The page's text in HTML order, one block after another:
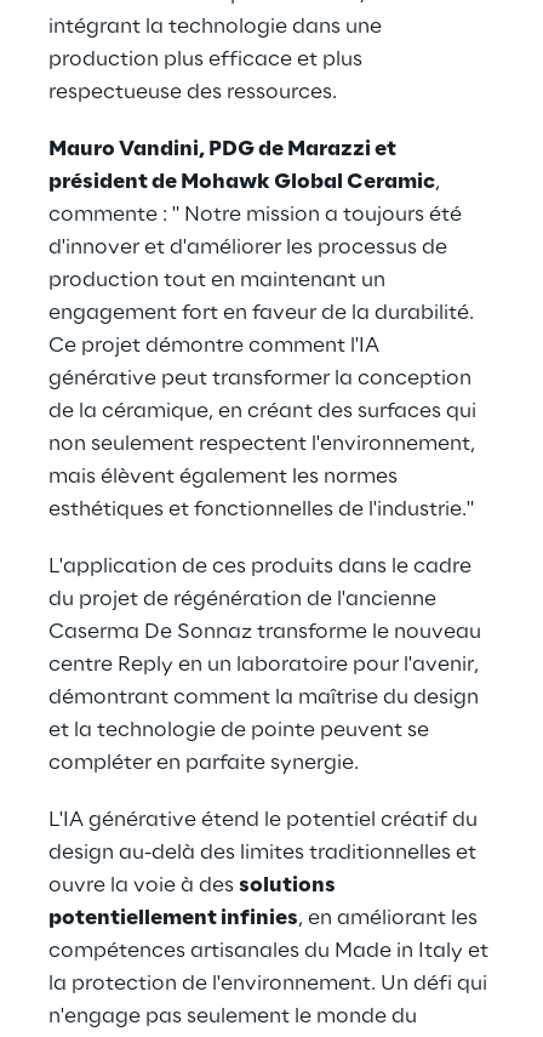
intégrant la technologie dans une
production plus efficace et plus
respectueuse des ressources.
Mauro Vandini, PDG de Marazzi et
président de Mohawk Global Ceramic,
commente : " Notre mission a toujours été
d'innover et d'améliorer les processus de
production tout en maintenant un
engagement fort en faveur de la durabilité.
Ce projet démontre comment l'IA
générative peut transformer la conception
de la céramique, en créant des surfaces qui
non seulement respectent l'environnement,
mais élèvent également les normes
esthétiques et fonctionnelles de l'industrie."
L'application de ces produits dans le cadre
du projet de régénération de l'ancienne
Caserma De Sonnaz transforme le nouveau
centre Reply en un laboratoire pour l'avenir,
démontrant comment la maîtrise du design
et la technologie de pointe peuvent se
compléter en parfaite synergie.
L'IA générative étend le potentiel créatif du
design au-delà des limites traditionnelles et
ouvre la voie à des solutions
potentiellement infinies, en améliorant les
compétences artisanales du Made in Italy et
la protection de l'environnement. Un défi qui
n'engage pas seulement le monde du